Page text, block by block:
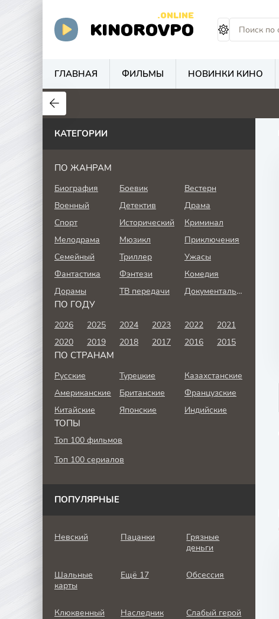
KINOROVPO
.ONLINE
ГЛАВНАЯ ФИЛЬМЫ НОВИНКИ КИНО
КАТЕГОРИИ
ПО ЖАНРАМ
Биография Боевик
Вестерн
Военный
Детектив
Драма
Спорт
Исторический
Криминал
Мелодрама
Мюзикл
Приключения
Семейный
Триллер
Ужасы
Фантастика
Фэнтези
Комедия
Дорамы
ТВ передачи Документальный
ПО ГОДУ
2026 2025 2024 2023 2022
2021
2020
2019 2018 2017 2016 2015
ПО СТРАНАМ
Русские Турецкие
Казахстанские
Американские
Британские
Французские
Китайские
Японские Индийские
ТОПЫ
Топ 100 фильмов
Топ 100 сериалов
ПОПУЛЯРНЫЕ
Невский Пацанки
Грязные
деньги
Шальные
карты
Ещё 17 Обсессия
Клюквенный
Наследник Слабый герой